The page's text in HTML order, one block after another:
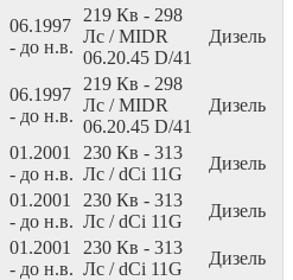
06.1997
- до н.в.
219 Кв - 298
Лс / MIDR
06.20.45 D/41
Дизель
06.1997
- до н.в.
219 Кв - 298
Лс / MIDR
06.20.45 D/41
Дизель
01.2001
- до н.в.
230 Кв - 313
Лс / dCi 11G
Дизель
01.2001
- до н.в.
230 Кв - 313
Лс / dCi 11G
Дизель
01.2001
- до н.в.
230 Кв - 313
Лс / dCi 11G
Дизель